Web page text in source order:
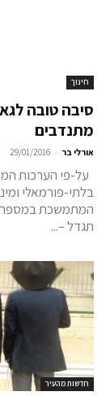
חינוך
מתנדבים
אורלי בר -
29/01/2016
על-פי הערכות
בלתי-פורמאלי
המתמשכת במספר
תגדל –...
חדשות מהעיר